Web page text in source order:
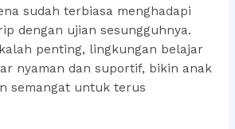
sudah terbiasa menghadapi
dengan ujian sesungguhnya.
penting, lingkungan belajar
nyaman dan suportif, bikin anak
semangat untuk terus